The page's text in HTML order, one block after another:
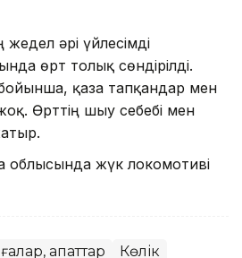
жедел әрі үйлесімді
өрт толық сөндірілді.
қаза тапқандар мен
Өрттің шығу себебі мен
облысында жүк локомотиві
апаттар Көлік